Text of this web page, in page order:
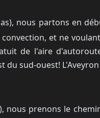
nous partons en
et ne
de l'aire
du sud-ouest!
nous prenons le